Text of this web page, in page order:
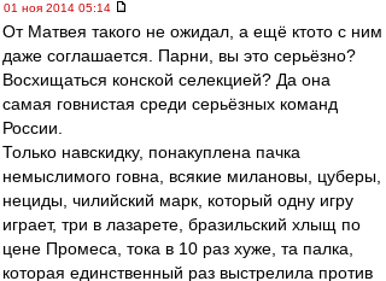
01 ноя 2014 05:14
От Матвея такого не ожидал, а ещё ктото с ним
даже соглашается. Парни, вы это серьёзно?
Восхищаться конской селекцией? Да она
самая говнистая среди серьёзных команд
России.
Только навскидку, понакуплена пачка
немыслимого говна, всякие милановы, цуберы,
нециды, чилийский марк, который одну игру
играет, три в лазарете, бразильский хлыщ по
цене Промеса, тока в 10 раз хуже, та палка,
которая единственный раз выстрелила против